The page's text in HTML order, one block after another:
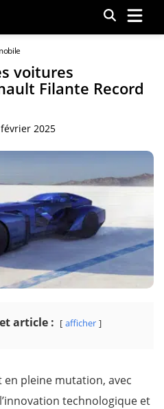
Menu
voitures
Filante Record
2025
article : afficher
en pleine mutation, avec
technologique et